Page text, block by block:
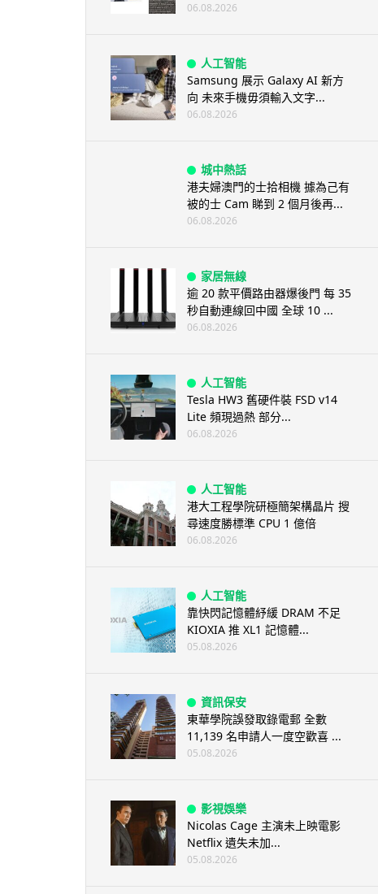
06.08.2026
人工智能
Samsung 展示 Galaxy AI 新方
向 未來手機毋須輸入文字...
06.08.2026
城中熱話
港夫婦澳門的士拾相機 據為己有
被的士 Cam 睇到 2 個月後再...
06.08.2026
家居無線
逾 20 款平價路由器爆後門 每 35
秒自動連線回中國 全球 10 ...
06.08.2026
人工智能
Tesla HW3 舊硬件裝 FSD v14
Lite 頻現過熱 部分...
06.08.2026
人工智能
港大工程學院研極簡架構晶片 搜
尋速度勝標準 CPU 1 億倍
06.08.2026
人工智能
靠快閃記憶體紓緩 DRAM 不足
KIOXIA 推 XL1 記憶體...
05.08.2026
資訊保安
東華學院誤發取錄電郵 全數
11,139 名申請人一度空歡喜 ...
05.08.2026
影視娛樂
Nicolas Cage 主演未上映電影
Netflix 遺失未加...
05.08.2026